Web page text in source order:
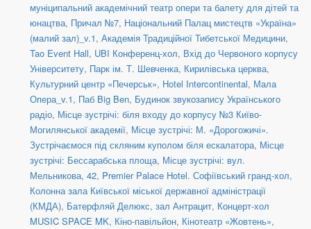
муніципальний академічний театр опери та балету для дітей та
юнацтва, Причал №7, Національний Палац мистецтв «Україна»
(малий зал)_v.1, Академія Традиційної Тибетської Медицини,
Tao Event Hall, UBI Конференц-хол, Вхід до Червоного корпусу
Університету, Парк ім. Т. Шевченка, Кирилівська церква,
Культурний центр «Печерськ», Hotel Intercontinental, Мала
Опера_v.1, Паб Big Ben, Будинок звукозапису Українського
радіо, Місце зустрічі: біля входу до корпусу №3 Київо-
Могилянської академії, Місце зустрічі: М. «Дорогожичі».
Зустрічаємося під скляним куполом біля ескалатора, Місце
зустрічі: Бессарабська площа, Місце зустрічі: вул.
Мельникова, 42, Premier Palace Hotel. Софіївський гранд-хол,
Колонна зала Київської міської державної адміністрації
(КМДА), Батерфляй Делюкс, зал Антрацит, Концерт-хол
MUSIC SPACE MK, Кіно-павільйон, Кінотеатр «Жовтень»,